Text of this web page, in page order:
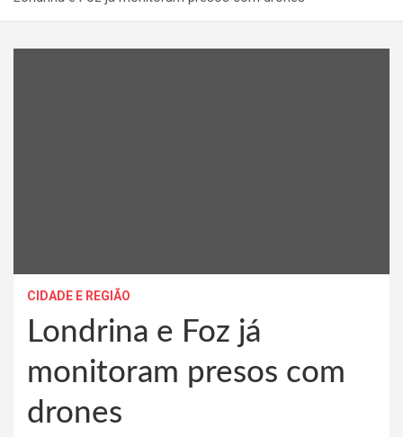
CIDADE E REGIÃO
Londrina e Foz já
monitoram presos com
drones